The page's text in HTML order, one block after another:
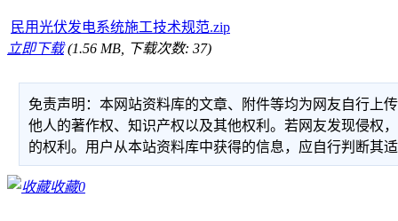
民用光伏发电系统施工技术规范.zip
立即下载(1.56 MB, 下载次数: 37)
免责声明：本网站资料库的文章、附件等均为网友自行上
他人的著作权、知识产权以及其他权利。若网友发现侵权
的权利。用户从本站资料库中获得的信息，应自行判断其
收藏0